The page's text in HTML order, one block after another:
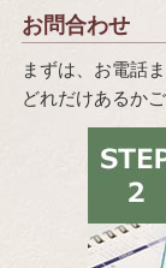
お問合わせ
まずは、お電話
どれだけあるか